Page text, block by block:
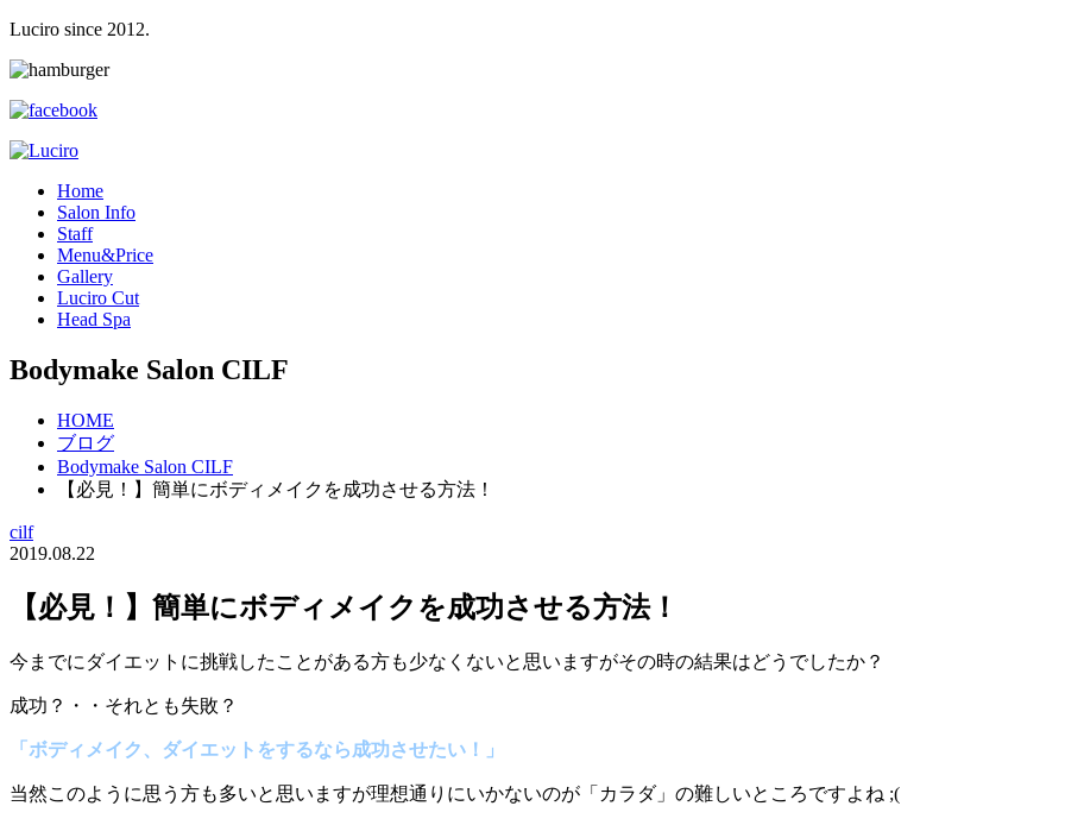
Luciro since 2012.
Home
Salon Info
Staff
Menu&Price
Gallery
Luciro Cut
Head Spa
Bodymake Salon CILF
HOME
ブログ
Bodymake Salon CILF
【必見！】簡単にボディメイクを成功させる方法！
cilf
2019.08.22
【必見！】簡単にボディメイクを成功させる方法！
今までにダイエットに挑戦したことがある方も少なくないと思いますがその時の結果はどうでしたか？
成功？・・それとも失敗？
「ボディメイク、ダイエットをするなら成功させたい！」
当然このように思う方も多いと思いますが理想通りにいかないのが「カラダ」の難しいところですよね ;(